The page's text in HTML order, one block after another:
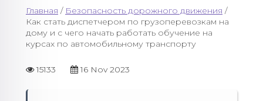
Главная / Безопасность дорожного движения /
Как стать диспетчером по грузоперевозкам на
дому и с чего начать работать обучение на
курсах по автомобильному транспорту
15133 16 Nov 2023